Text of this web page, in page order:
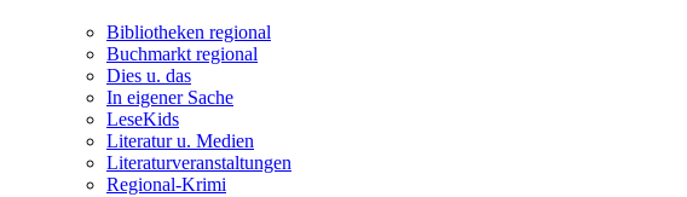
Bibliotheken regional
Buchmarkt regional
Dies u. das
In eigener Sache
LeseKids
Literatur u. Medien
Literaturveranstaltungen
Regional-Krimi